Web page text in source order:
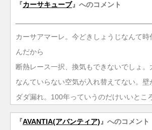
『カーサキューブ』へのコメント
カーサアマーレ。今どきしょうじなんて時
んだから
断熱レース一択、換気もできないでしょ。
なんていらない空気が入れ替えてない。
ダダ漏れ。100年っていうのだけいいとこ
『AVANTIA(アバンティア) 』へのコメント